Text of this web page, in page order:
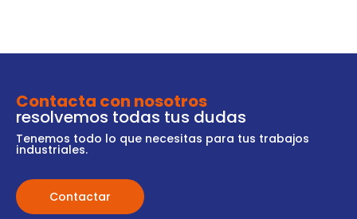
Contacta con nosotros
resolvemos todas tus dudas
Tenemos todo lo que necesitas para tus trabajos
industriales.
Contactar